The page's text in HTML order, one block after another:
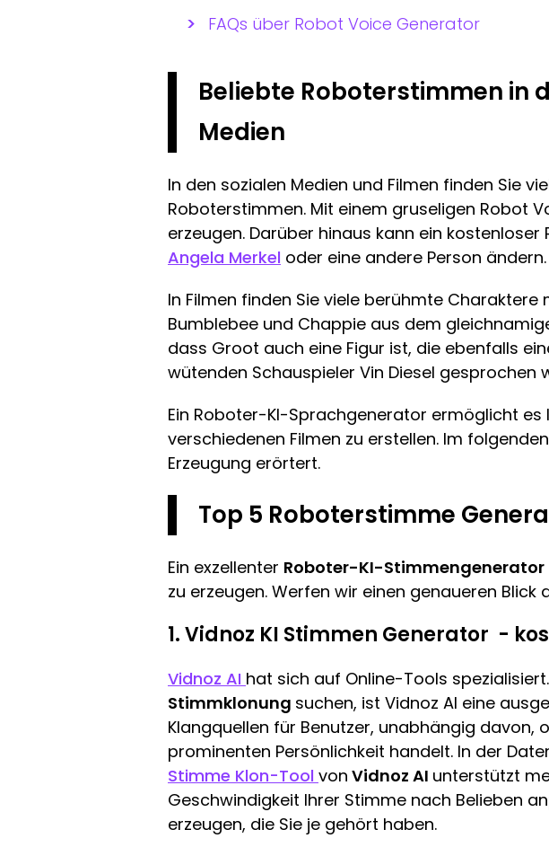
FAQs über Robot Voice Generator
Beliebte Roboterstimmen in
Medien
In den sozialen Medien und Filmen finden Sie
Roboterstimmen. Mit einem gruseligen Robot
erzeugen. Darüber hinaus kann ein
Angela Merkel oder eine andere Person ändern.
In Filmen finden Sie viele berühmte
Bumblebee und Chappie aus dem
dass Groot auch eine Figur ist, die ebenfalls
wütenden Schauspieler Vin Diesel gesprochen
Ein Roboter-KI-Sprachgenerator ermöglicht es
verschiedenen Filmen zu erstellen. Im
Erzeugung erörtert.
Top 5 Roboterstimme
Ein exzellenter Roboter-KI-Stimmengenerator
zu erzeugen. Werfen wir einen genaueren
1. Vidnoz KI Stimmen Generator -
Vidnoz AI hat sich auf Online-Tools
Stimmklonung suchen, ist Vidnoz AI eine
Klangquellen für Benutzer, unabhängig davon,
prominenten Persönlichkeit handelt. In der
Stimme Klon-Tool von Vidnoz AI unterstützt
Geschwindigkeit Ihrer Stimme nach Belieben
erzeugen, die Sie je gehört haben.